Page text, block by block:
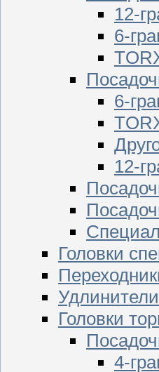
12-
6-
6-
12-
Головки
Головки
4-